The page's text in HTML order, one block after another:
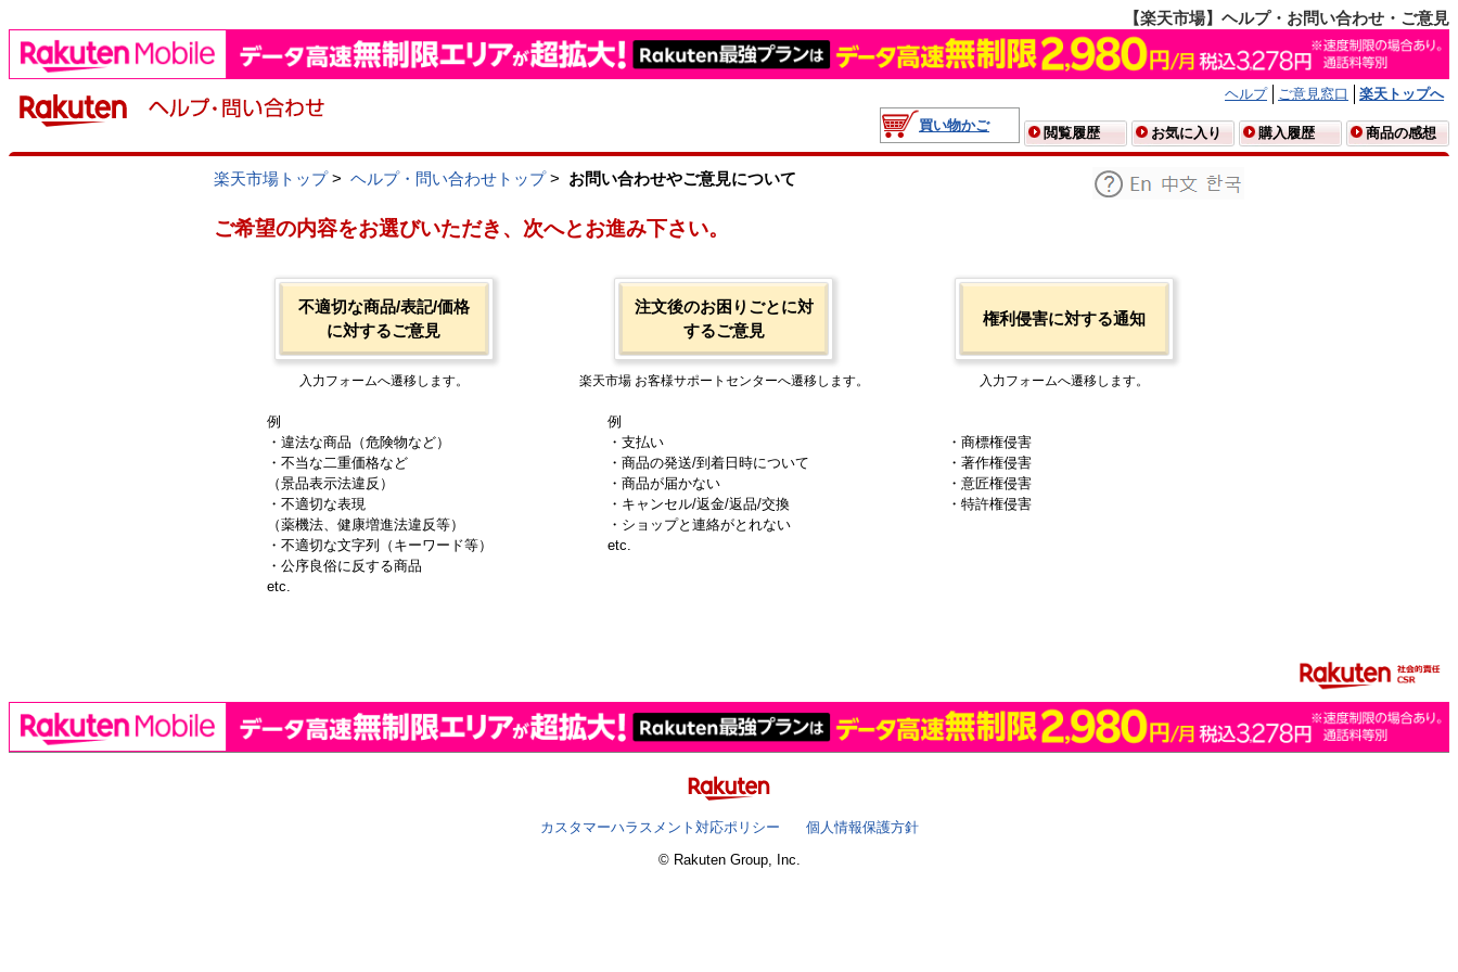
【楽天市場】ヘルプ・お問い合わせ・ご意見
ヘルプ ご意見窓口
楽天トップへ
買い物かご
閲覧履歴 お気に入り 購入履歴 商品の感想
楽天市場トップ> ヘルプ・問い合わせトップ> お問い合わせやご意見について
ご希望の内容をお選びいただき、次へとお進み下さい。
不適切な商品/表記/価格
に対するご意見
入力フォームへ遷移します。
例
・違法な商品（危険物など）
・不当な二重価格など
（景品表示法違反）
・不適切な表現
（薬機法、健康増進法違反等）
・不適切な文字列（キーワード等）
・公序良俗に反する商品
etc.
注文後のお困りごとに対
するご意見
楽天市場 お客様サポートセンターへ遷移します。
例
・支払い
・商品の発送/到着日時について
・商品が届かない
・キャンセル/返金/返品/交換
・ショップと連絡がとれない
etc.
権利侵害に対する通知
入力フォームへ遷移します。
・商標権侵害
・著作権侵害
・意匠権侵害
・特許権侵害
カスタマーハラスメント対応ポリシー
個人情報保護方針
© Rakuten Group, Inc.